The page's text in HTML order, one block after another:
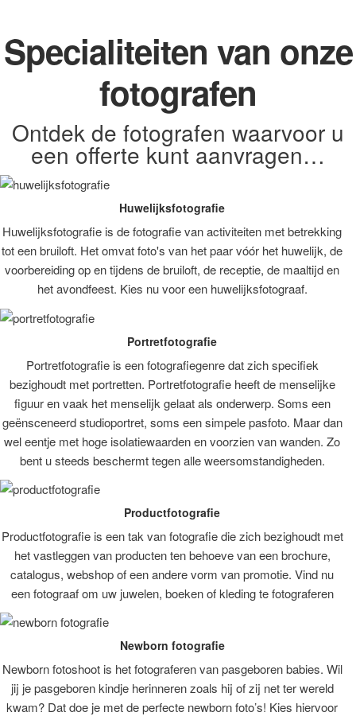
Specialiteiten van onze
fotografen
Ontdek de fotografen waarvoor u
een offerte kunt aanvragen…
Huwelijksfotografie
Huwelijksfotografie is de fotografie van activiteiten met betrekking
tot een bruiloft. Het omvat foto's van het paar vóór het huwelijk, de
voorbereiding op en tijdens de bruiloft, de receptie, de maaltijd en
het avondfeest. Kies nu voor een huwelijksfotograaf.
Portretfotografie
Portretfotografie is een fotografiegenre dat zich specifiek
bezighoudt met portretten. Portretfotografie heeft de menselijke
figuur en vaak het menselijk gelaat als onderwerp. Soms een
geënsceneerd studioportret, soms een simpele pasfoto. Maar dan
wel eentje met hoge isolatiewaarden en voorzien van wanden. Zo
bent u steeds beschermt tegen alle weersomstandigheden.
Productfotografie
Productfotografie is een tak van fotografie die zich bezighoudt met
het vastleggen van producten ten behoeve van een brochure,
catalogus, webshop of een andere vorm van promotie. Vind nu
een fotograaf om uw juwelen, boeken of kleding te fotograferen
Newborn fotografie
Newborn fotoshoot is het fotograferen van pasgeboren babies. Wil
jij je pasgeboren kindje herinneren zoals hij of zij net ter wereld
kwam? Dat doe je met de perfecte newborn foto’s! Kies hiervoor